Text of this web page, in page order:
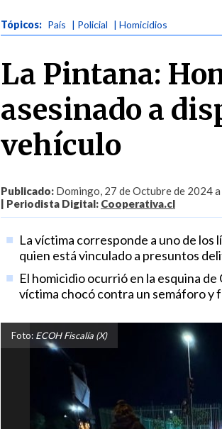
Tópicos: País | Policial | Homicidios
La Pintana:
asesinado a
vehículo
Publicado: Domingo, 27 de Octubre de 2024
| Periodista Digital: Cooperativa.cl
La víctima corresponde a uno de los
quien está vinculado a presuntos
El homicidio ocurrió en la esquina
víctima chocó contra un semáforo y
Foto: ECOH Fiscalía (X)